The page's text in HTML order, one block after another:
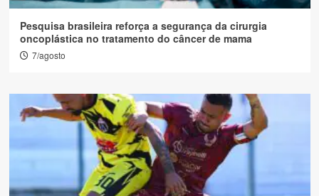
Pesquisa brasileira reforça a segurança da cirurgia
oncoplástica no tratamento do câncer de mama
7/agosto